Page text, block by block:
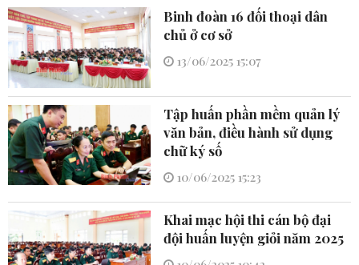
Binh đoàn 16 đối thoại dân
chủ ở cơ sở
13/06/2025 15:07
Tập huấn phần mềm quản lý
văn bản, điều hành sử dụng
chữ ký số
10/06/2025 15:23
Khai mạc hội thi cán bộ đại
đội huấn luyện giỏi năm 2025